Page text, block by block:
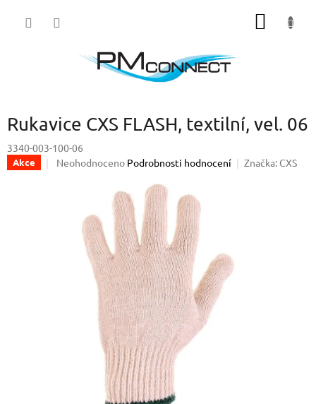
Rukavice CXS FLASH, textilní, vel. 06
3340-003-100-06
Akce
Průměrné
hvězdiček.
Neohodnoceno Podrobnosti hodnocení Značka: CXS